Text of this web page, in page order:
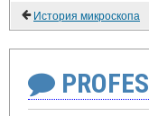
История микроскопа